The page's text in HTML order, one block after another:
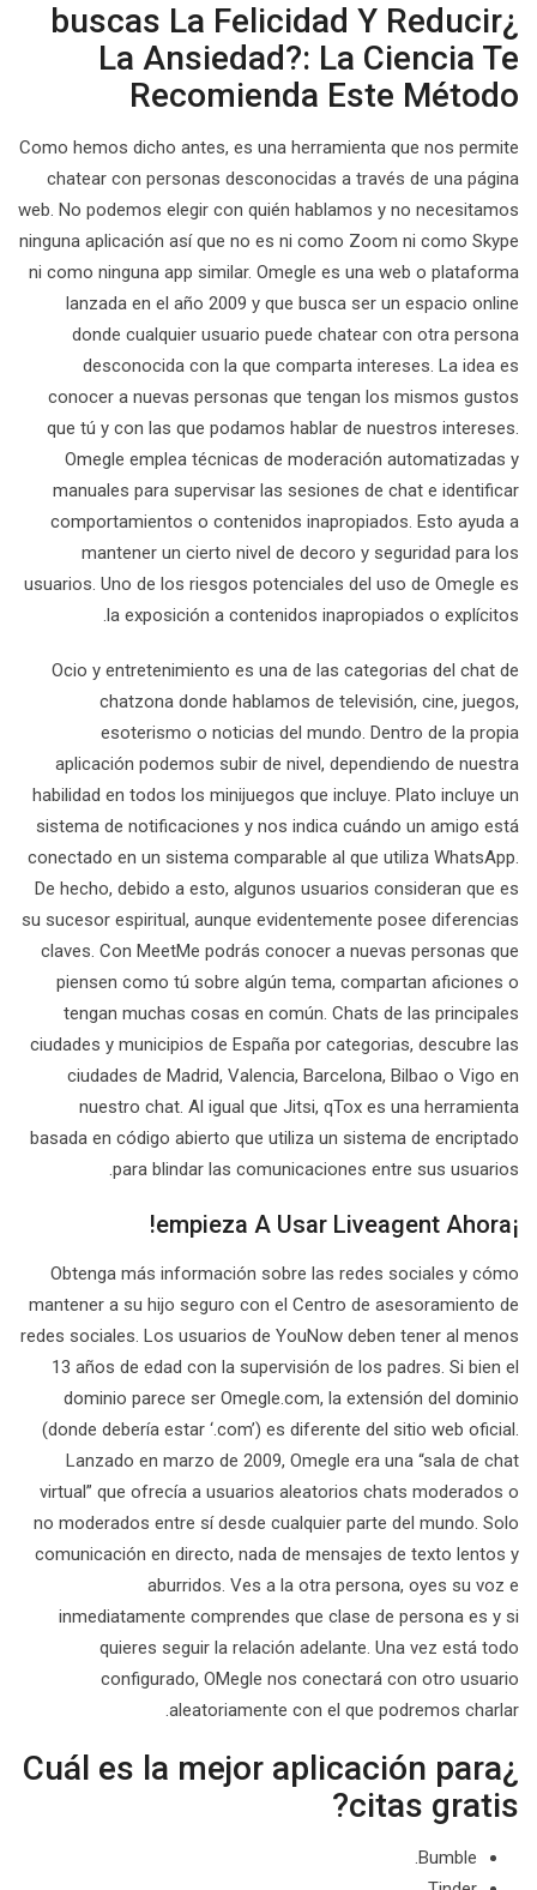
¿buscas La Felicidad Y Reducir
La Ansiedad?: La Ciencia Te
Recomienda Este Método
Como hemos dicho antes, es una herramienta que nos permite
chatear con personas desconocidas a través de una página
web. No podemos elegir con quién hablamos y no necesitamos
ninguna aplicación así que no es ni como Zoom ni como Skype
ni como ninguna app similar. Omegle es una web o plataforma
lanzada en el año 2009 y que busca ser un espacio online
donde cualquier usuario puede chatear con otra persona
desconocida con la que comparta intereses. La idea es
conocer a nuevas personas que tengan los mismos gustos
que tú y con las que podamos hablar de nuestros intereses.
Omegle emplea técnicas de moderación automatizadas y
manuales para supervisar las sesiones de chat e identificar
comportamientos o contenidos inapropiados. Esto ayuda a
mantener un cierto nivel de decoro y seguridad para los
usuarios. Uno de los riesgos potenciales del uso de Omegle es
la exposición a contenidos inapropiados o explícitos.
Ocio y entretenimiento es una de las categorias del chat de
chatzona donde hablamos de televisión, cine, juegos,
esoterismo o noticias del mundo. Dentro de la propia
aplicación podemos subir de nivel, dependiendo de nuestra
habilidad en todos los minijuegos que incluye. Plato incluye un
sistema de notificaciones y nos indica cuándo un amigo está
conectado en un sistema comparable al que utiliza WhatsApp.
De hecho, debido a esto, algunos usuarios consideran que es
su sucesor espiritual, aunque evidentemente posee diferencias
claves. Con MeetMe podrás conocer a nuevas personas que
piensen como tú sobre algún tema, compartan aficiones o
tengan muchas cosas en común. Chats de las principales
ciudades y municipios de España por categorias, descubre las
ciudades de Madrid, Valencia, Barcelona, Bilbao o Vigo en
nuestro chat. Al igual que Jitsi, qTox es una herramienta
basada en código abierto que utiliza un sistema de encriptado
para blindar las comunicaciones entre sus usuarios.
¡empieza A Usar Liveagent Ahora!
Obtenga más información sobre las redes sociales y cómo
mantener a su hijo seguro con el Centro de asesoramiento de
redes sociales. Los usuarios de YouNow deben tener al menos
13 años de edad con la supervisión de los padres. Si bien el
dominio parece ser Omegle.com, la extensión del dominio
(donde debería estar ‘.com’) es diferente del sitio web oficial.
Lanzado en marzo de 2009, Omegle era una “sala de chat
virtual” que ofrecía a usuarios aleatorios chats moderados o
no moderados entre sí desde cualquier parte del mundo. Solo
comunicación en directo, nada de mensajes de texto lentos y
aburridos. Ves a la otra persona, oyes su voz e
inmediatamente comprendes que clase de persona es y si
quieres seguir la relación adelante. Una vez está todo
configurado, OMegle nos conectará con otro usuario
aleatoriamente con el que podremos charlar.
¿Cuál es la mejor aplicación para
citas gratis?
Bumble.